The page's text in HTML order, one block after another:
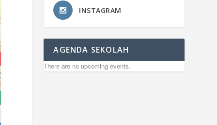
INSTAGRAM
AGENDA SEKOLAH
There are no upcoming events.